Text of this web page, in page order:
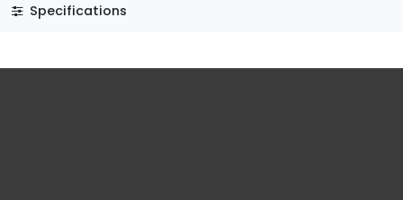
Specifications